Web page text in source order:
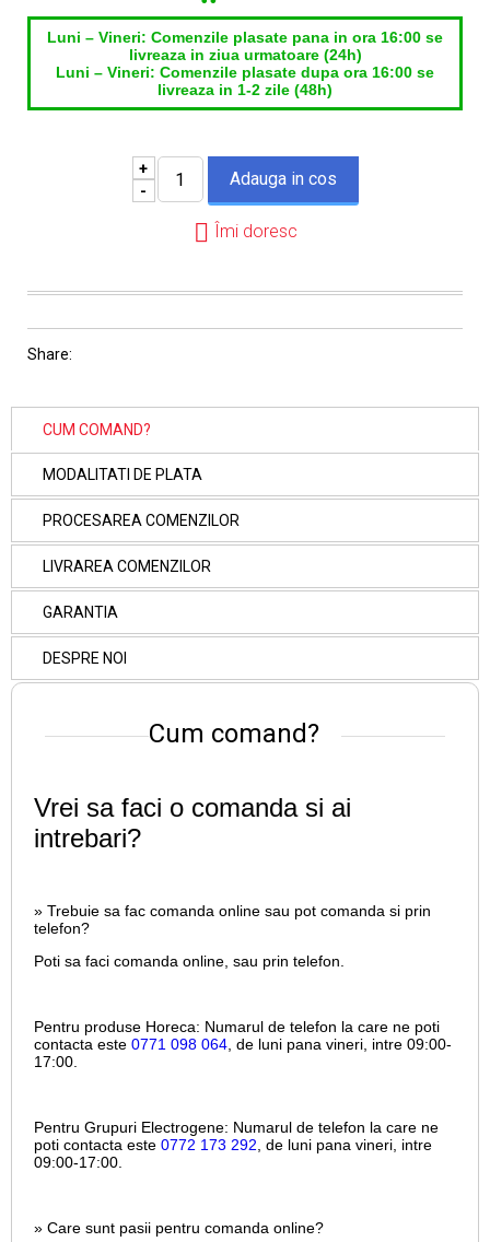
Luni – Vineri: Comenzile plasate pana in ora 16:00 se
livreaza in ziua urmatoare (24h)
Luni – Vineri: Comenzile plasate dupa ora 16:00 se
livreaza in 1-2 zile (48h)
+
-
Îmi doresc
Share:
CUM COMAND?
MODALITATI DE PLATA
PROCESAREA COMENZILOR
LIVRAREA COMENZILOR
GARANTIA
DESPRE NOI
Cum comand?
Vrei sa faci o comanda si ai
intrebari?
» Trebuie sa fac comanda online sau pot comanda si prin
telefon?
Poti sa faci comanda online, sau prin telefon.
Pentru produse Horeca: Numarul de telefon la care ne poti
contacta este 0771 098 064, de luni pana vineri, intre 09:00-
17:00.
Pentru Grupuri Electrogene: Numarul de telefon la care ne
poti contacta este 0772 173 292, de luni pana vineri, intre
09:00-17:00.
» Care sunt pasii pentru comanda online?